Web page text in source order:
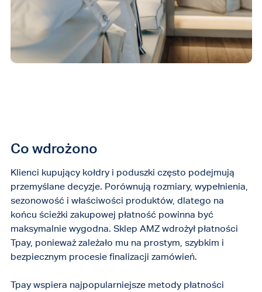
Co wdrożono
Klienci kupujący kołdry i poduszki często podejmują
przemyślane decyzje. Porównują rozmiary, wypełnienia,
sezonowość i właściwości produktów, dlatego na
końcu ścieżki zakupowej płatność powinna być
maksymalnie wygodna. Sklep AMZ wdrożył płatności
Tpay, ponieważ zależało mu na prostym, szybkim i
bezpiecznym procesie finalizacji zamówień.
Tpay wspiera najpopularniejsze metody płatności